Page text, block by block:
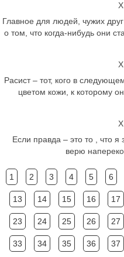
Главное для людей, чужих
о том, что когда-нибудь они
Расист – тот, кого в
цветом кожи, к которому
Если правда – это то , что я
верю
1 2 3 4 5 6
13 14 15 16 17
23 24 25 26 27
33 34 35 36 37